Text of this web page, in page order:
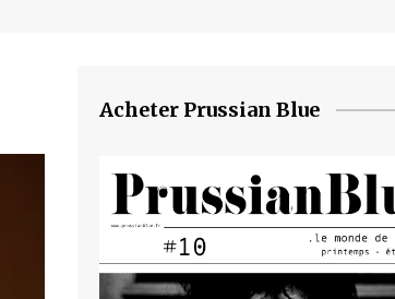
Acheter Prussian Blue